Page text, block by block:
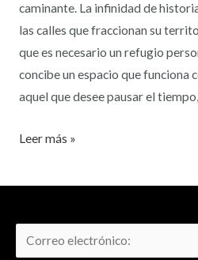
caminante. La infinidad de
las calles que fraccionan su
que es necesario un refugio
concibe un espacio que funciona
aquel que desee pausar el
Leer más »